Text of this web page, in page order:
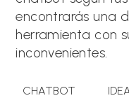
encontrarás una
herramienta con
inconvenientes.
CHATBOT